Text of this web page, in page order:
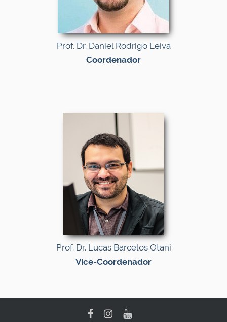
Prof. Dr. Daniel Rodrigo Leiva
Coordenador
Prof. Dr. Lucas Barcelos Otani
Vice-Coordenador